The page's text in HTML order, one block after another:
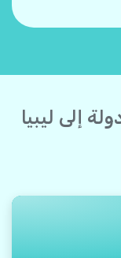
إلى ليبيا